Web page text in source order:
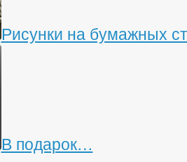
Рисунки на бумажных
В подарок…